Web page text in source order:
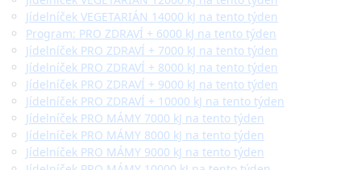
Jídelníček VEGETARIÁN 14000 kJ na tento týden
Program: PRO ZDRAVÍ + 6000 kJ na tento týden
Jídelníček PRO ZDRAVÍ + 7000 kJ na tento týden
Jídelníček PRO ZDRAVÍ + 8000 kJ na tento týden
Jídelníček PRO ZDRAVÍ + 9000 kJ na tento týden
Jídelníček PRO ZDRAVÍ + 10000 kJ na tento týden
Jídelníček PRO MÁMY 7000 kJ na tento týden
Jídelníček PRO MÁMY 8000 kJ na tento týden
Jídelníček PRO MÁMY 9000 kJ na tento týden